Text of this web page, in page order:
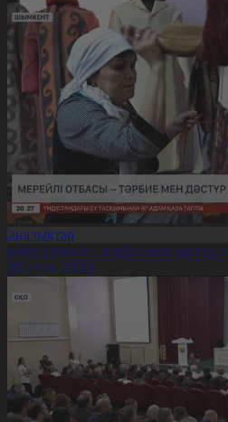
отбасы – тәрбие мен дәстүр
20:19